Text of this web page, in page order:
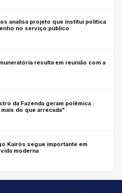
analisa projeto que institui política
no serviço público
resulta em reunião com a
da Fazenda geram polêmica :
do que arrecada"
Kairós segue importante em
moderna